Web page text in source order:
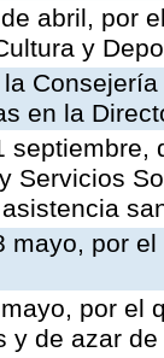
abril, por
y
en la
Servicios
mayo, por
por el
y de azar